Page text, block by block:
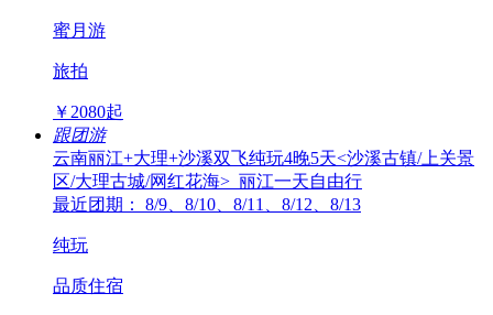
蜜月游
旅拍
￥ 2080起
跟团游
云南丽江+大理+沙溪双飞纯玩4晚5天<沙溪古镇/上关景
区/大理古城/网红花海>_丽江一天自由行
最近团期： 8/9、8/10、8/11、8/12、8/13
纯玩
品质住宿